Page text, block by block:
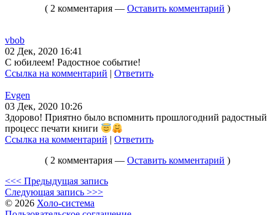
( 2 комментария — Оставить комментарий )
vbob
02 Дек, 2020 16:41
С юбилеем! Радостное событие!
Ссылка на комментарий | Ответить
Evgen
03 Дек, 2020 10:26
Здорово! Приятно было вспомнить прошлогодний радостный
процесс печати книги
Ссылка на комментарий | Ответить
( 2 комментария — Оставить комментарий )
<<< Предыдущая запись
Следующая запись >>>
© 2026 Холо-система